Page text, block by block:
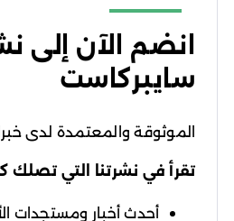
انضم الآن إلى
سايبركاست
الموثوقة والمعتمدة لدى
تقرأ في نشرتنا التي تصلك
أحدث أخبار ومستجدات